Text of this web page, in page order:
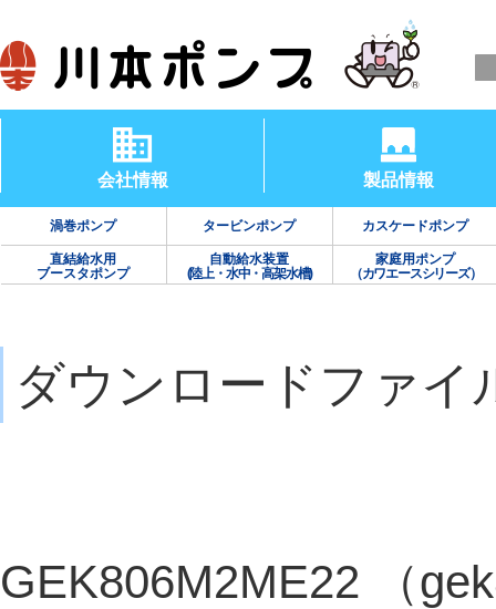
会社情報 製品情報
渦巻ポンプ タービンポンプ カスケードポンプ
直結給水用
ブースタポンプ
自動給水装置
(陸上・水中・高架水槽)
家庭用ポンプ
（カワエースシリーズ）
ダウンロードファイ
GEK806M2ME22 （